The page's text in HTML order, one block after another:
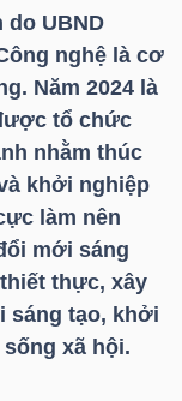
UBND
nghệ là cơ
Năm 2024 là
tổ chức
nhằm thúc
khởi nghiệp
làm nên
mới sáng
thực, xây
sáng tạo, khởi
xã hội.